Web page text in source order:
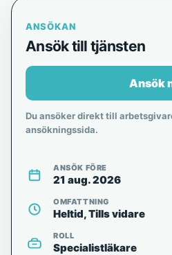
ANSÖKAN
Ansök till tjänsten
Ansök
Du ansöker direkt till
ansökningssida.
ANSÖK FÖRE
21 aug. 2026
OMFATTNING
Heltid, Tills vidare
ROLL
Specialistläkare